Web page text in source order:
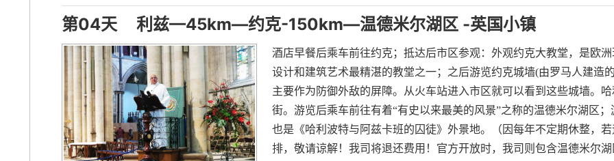
第04天 利兹—45km—约克-150km—温德米尔湖区 -英国小镇
酒店早餐后乘车前往约克；抵达后市区参观：外观约克大教堂，是欧
设计和建筑艺术最精湛的教堂之一；之后游览约克城墙(由罗马人建造
主要作为防御外敌的屏障。从火车站进入市区就可以看到这些城墙。
街。游览后乘车前往有着“有史以来最美的风景”之称的温德米尔湖区
也是《哈利波特与阿兹卡班的囚徒》外景地。（因每年不定期休整，
排，敬请谅解！我司将退还费用！官方开放时，我司则包含温德米尔